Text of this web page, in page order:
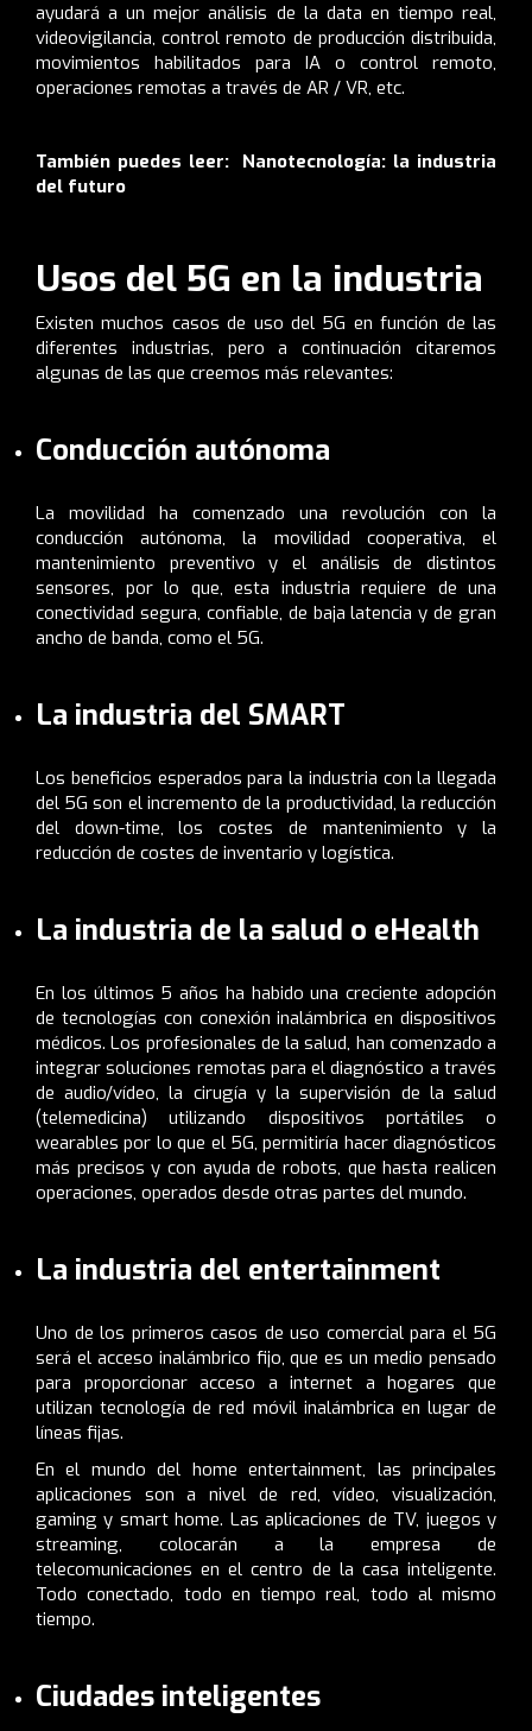
ayudará a un mejor análisis de la data en tiempo real,
videovigilancia, control remoto de producción distribuida,
movimientos habilitados para IA o control remoto,
operaciones remotas a través de AR / VR, etc.
También puedes leer: Nanotecnología: la industria
del futuro
Usos del 5G en la industria
Existen muchos casos de uso del 5G en función de las
diferentes industrias, pero a continuación citaremos
algunas de las que creemos más relevantes:
Conducción autónoma
La movilidad ha comenzado una revolución con la
conducción autónoma, la movilidad cooperativa, el
mantenimiento preventivo y el análisis de distintos
sensores, por lo que, esta industria requiere de una
conectividad segura, confiable, de baja latencia y de gran
ancho de banda, como el 5G.
La industria del SMART
Los beneficios esperados para la industria con la llegada
del 5G son el incremento de la productividad, la reducción
del down-time, los costes de mantenimiento y la
reducción de costes de inventario y logística.
La industria de la salud o eHealth
En los últimos 5 años ha habido unacreciente adopción
de tecnologías con conexión inalámbrica en dispositivos
médicos. Los profesionales de la salud, han comenzado a
integrar soluciones remotas para el diagnóstico a través
de audio/vídeo, la cirugía y la supervisión de la salud
(telemedicina) utilizando dispositivos portátiles o
wearables por lo que el 5G, permitiría hacer diagnósticos
más precisos y con ayuda de robots, que hasta realicen
operaciones, operados desde otras partes del mundo.
La industria del entertainment
Uno de los primeros casos de uso comercial para el 5G
será el acceso inalámbrico fijo, que es un medio pensado
para proporcionaracceso a internet a hogares que
utilizan tecnología de red móvil inalámbrica en lugar de
líneas fijas.
En el mundo del home entertainment, las principales
aplicaciones son a nivel de red, vídeo, visualización,
gaming y smart home. Las aplicaciones de TV, juegos y
streaming, colocarán ala empresa de
telecomunicaciones en el centro de la casa inteligente.
Todo conectado, todo en tiempo real, todo al mismo
tiempo.
Ciudades inteligentes